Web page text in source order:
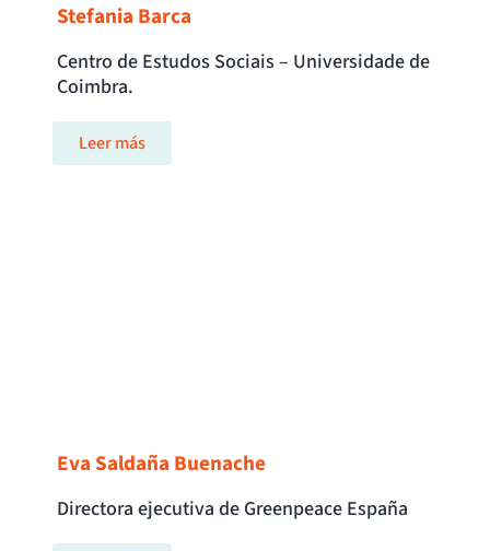
Stefania Barca
Centro de Estudos Sociais – Universidade de
Coimbra.
Leer más
Eva Saldaña Buenache
Directora ejecutiva de Greenpeace España